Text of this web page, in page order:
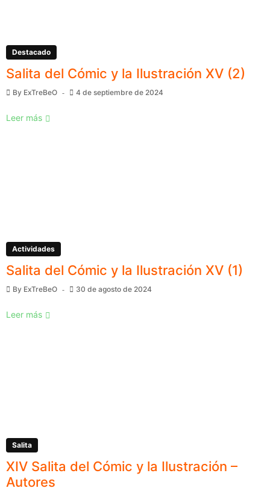
Destacado
Salita del Cómic y la Ilustración XV (2)
By ExTreBeO 4 de septiembre de 2024
Leer más
Actividades
Salita del Cómic y la Ilustración XV (1)
By ExTreBeO 30 de agosto de 2024
Leer más
Salita
XIV Salita del Cómic y la Ilustración –
Autores